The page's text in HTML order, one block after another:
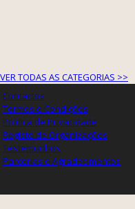
VER TODAS AS CATEGORIAS >>
Contactos
Termos e Condições
Política de Privacidade
Registo de Organizações
Testemunhos
Parcerias e Agradecimentos